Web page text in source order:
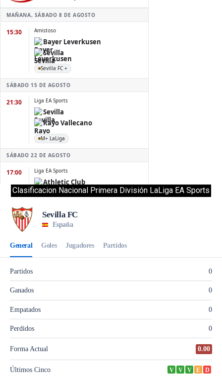
Clasificacion Nacional Primera División LaLiga EA Sports